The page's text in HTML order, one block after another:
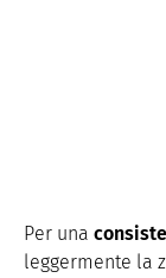
Per una
leggermente la